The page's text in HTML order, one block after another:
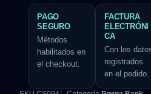
PAGO
SEGURO
Métodos
habilitados en
el checkout.
FACTURA
ELECTRÓNI
CA
Con los
registrados
en el pedido.